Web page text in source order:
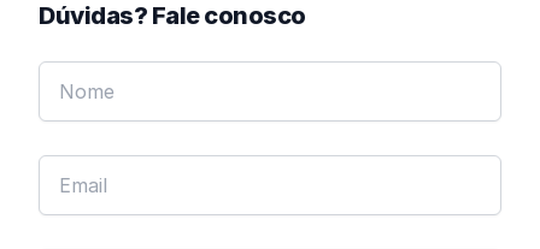
Dúvidas? Fale conosco